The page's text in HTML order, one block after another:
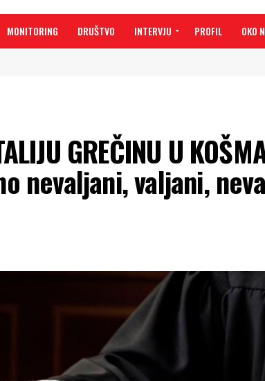
MONITORING DRUŠTVO INTERVJU PROFIL OKO
GREČINU U
nevaljani, valjani,